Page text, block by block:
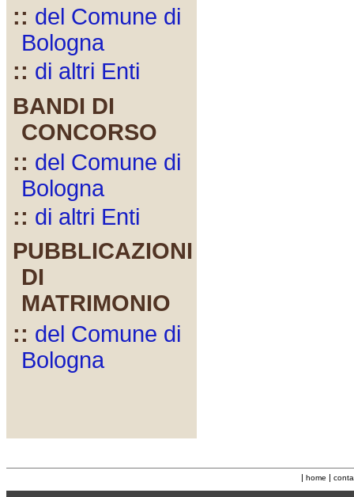
:: del Comune di
Bologna
:: di altri Enti
BANDI DI
CONCORSO
:: del Comune di
Bologna
:: di altri Enti
PUBBLICAZIONI
DI
MATRIMONIO
:: del Comune di
Bologna
| home |